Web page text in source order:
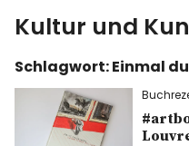
Kultur und
kultur & kunst
Ausstellungen
Schlagwort:Einmal